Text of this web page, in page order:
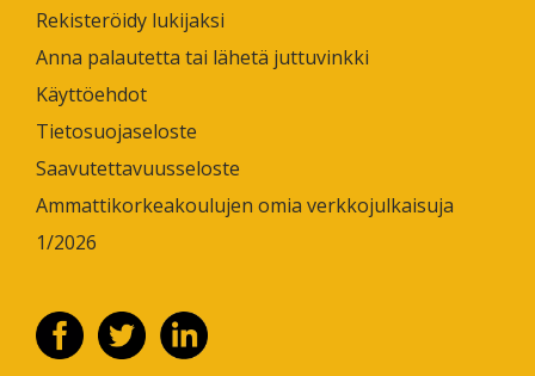
Rekisteröidy lukijaksi
Anna palautetta tai lähetä juttuvinkki
Käyttöehdot
Tietosuojaseloste
Saavutettavuusseloste
Ammattikorkeakoulujen omia verkkojulkaisuja
1/2026